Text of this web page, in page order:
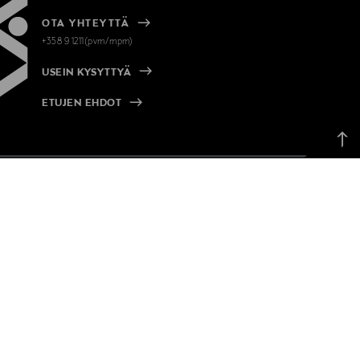
ylös
OTA YHTEYTTÄ
+358 9 1211(pvm/mpm)
USEIN KYSYTTYÄ
ETUJEN EHDOT